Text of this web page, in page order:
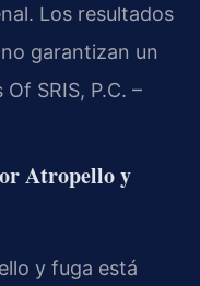
Los resultados
garantizan un
SRIS, P.C. –
Atropello y
y fuga está